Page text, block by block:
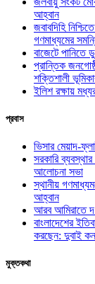
আহ্বান
জবাবদিহি
গণমাধ্যমের
বাজেটে
প্রান্তিক
শক্তিশালী
ইলিশ রক্ষায়
প্রবাস
ভিসার মেয়াদ-
সরকারি
আলোচনা সভা
স্থানীয়
আহ্বান
আরব আমিরাতে
বাংলাদেশের
করছেন: দুবাই
মুক্তকথা